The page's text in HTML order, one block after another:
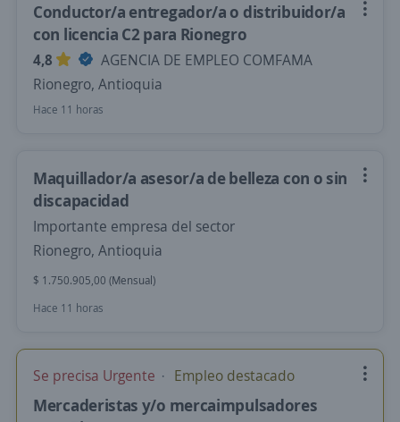
Conductor/a entregador/a o distribuidor/a
con licencia C2 para Rionegro
4,8
AGENCIA DE EMPLEO COMFAMA
Rionegro, Antioquia
Hace 11 horas
Maquillador/a asesor/a de belleza con o sin
discapacidad
Importante empresa del sector
Rionegro, Antioquia
$ 1.750.905,00 (Mensual)
Hace 11 horas
Se precisa Urgente Empleo destacado
Mercaderistas y/o mercaimpulsadores